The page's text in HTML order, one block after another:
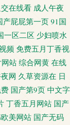
在线看 成人午夜
产屁屁第一页 91国
一区二区 少妇喷水
频 免费五月丁香视
站 综合网黄 在线
网 久草资源在 日
国产第9页 中文字
丁香五月网站 国产
美网站 国产无码